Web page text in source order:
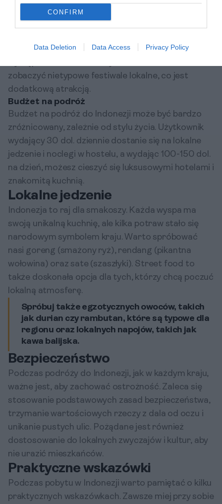
CONFIRM
Data Deletion Data Access Privacy Policy
Najlepsze miesiące na wizytę
Najlepszy czas na wizytę w Indonezji to okres od
jednak unikać wakacyjnych miesięcy, gdyż może
zobaczyć nietypowe festiwale lokalne, co jest
dodatkową atrakcją.
Budżet na podróż
Budżet na podróż do Indonezji może być bardzo
zróżnicowany, zależnie od stylu życia. Użytkownik
wydający 30 dol. dziennie dostanie się na lokalne
jedzenie i noclegi w hostelu, a wydając 100-150 dol.
na dzień, możesz cieszyć się luksusowymi hotelami i
znakomitą kuchnią.
Lokalne jedzenie
Indonezja to raj dla smakoszy. Każda wyspa ma
swoją unikalną kuchnię, ale kilka potraw stało się
narodowym symbolem kraju. Warto spróbować
nasi goreng (smażony ryż), rendang (pikantna
wołowina) oraz sate (szaszłyki). Street food to
także doskonała opcja dla tych, którzy chcą poczuć
lokalną atmosferę.
Spróbuj także egzotycznych owoców, takich
jak durian czy rambutan, które są typowe dla
regionu oraz lokalnych napojów, takich jak
kawa balijska.
Bezpieczeństwo
Podczas podróży do Indonezji, jak w każdym kraju,
ważne jest, aby zachować ostrożność. Zaleca się
stosowanie podstawowych zasad bezpieczeństwa,
trzymanie wartościowych rzeczy z dala od oczu i
unikanie pustych ulic. Pożądane jest również
dostosowanie do lokalnych zwyczajów i kultur, aby
nie urazić mieszkańców.
Praktyczne wskazówki
Podczas pobytu w Indonezji warto pamiętać o kilku
praktycznych wskazówkach. Zawsze miej przy sobie